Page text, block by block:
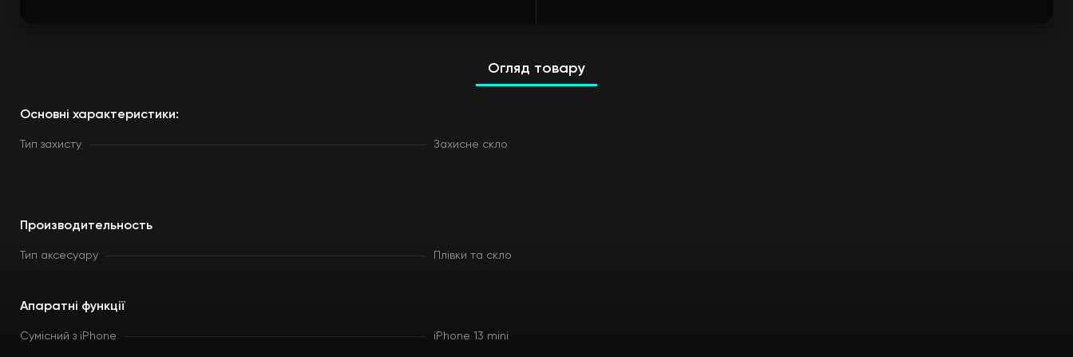
Огляд товару
Основні характеристики:
Тип захисту Захисне скло
Производительность
Тип аксесуару Плівки та скло
Апаратні функції
Сумісний з iPhone iPhone 13 mini